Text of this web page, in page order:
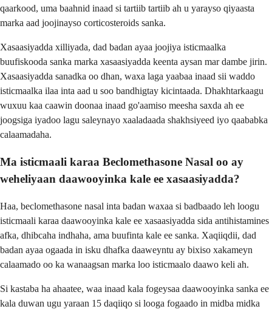
qaarkood, uma baahnid inaad si tartiib tartiib ah u yarayso qiyaasta
marka aad joojinayso corticosteroids sanka.
Xasaasiyadda xilliyada, dad badan ayaa joojiya isticmaalka
buufiskooda sanka marka xasaasiyadda keenta aysan mar dambe jirin.
Xasaasiyadda sanadka oo dhan, waxa laga yaabaa inaad sii waddo
isticmaalka ilaa inta aad u soo bandhigtay kicintaada. Dhakhtarkaagu
wuxuu kaa caawin doonaa inaad go'aamiso meesha saxda ah ee
joogsiga iyadoo lagu saleynayo xaaladaada shakhsiyeed iyo qaababka
calaamadaha.
Ma isticmaali karaa Beclomethasone Nasal oo ay
weheliyaan daawooyinka kale ee xasaasiyadda?
Haa, beclomethasone nasal inta badan waxaa si badbaado leh loogu
isticmaali karaa daawooyinka kale ee xasaasiyadda sida antihistamines
afka, dhibcaha indhaha, ama buufinta kale ee sanka. Xaqiiqdii, dad
badan ayaa ogaada in isku dhafka daaweyntu ay bixiso xakameyn
calaamado oo ka wanaagsan marka loo isticmaalo daawo keli ah.
Si kastaba ha ahaatee, waa inaad kala fogeysaa daawooyinka sanka ee
kala duwan ugu yaraan 15 daqiiqo si looga fogaado in midba midka